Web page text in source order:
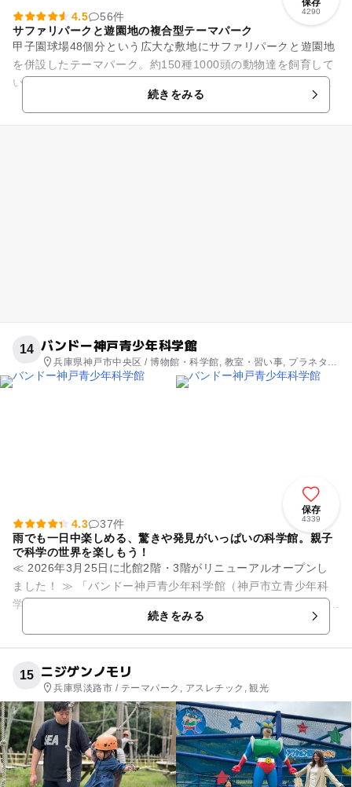
保存
4290
4.5
56件
サファリパークと遊園地の複合型テーマパーク
甲子園球場48個分という広大な敷地にサファリパークと遊園地
を併設したテーマパーク。約150種1000頭の動物達を飼育して
いて、関西で唯一マイカーで入場することのできる「ドライブ
続きをみる
14 バンドー神戸青少年科学館
兵庫県神戸市中央区 / 博物館・科学館, 教室・習い事, プラネタリ
ウム・天文台
保存
4339
4.3
37件
雨でも一日中楽しめる、驚きや発見がいっぱいの科学館。親子
で科学の世界を楽しもう！
≪ 2026年3月25日に北館2階・3階がリニューアルオープンし
ました！ ≫ 「バンドー神戸青少年科学館（神戸市立青少年科
学館）」は小さな子どもから大人まで 楽しめる科学館です。 ...
続きをみる
15 ニジゲンノモリ
兵庫県淡路市 / テーマパーク, アスレチック, 観光